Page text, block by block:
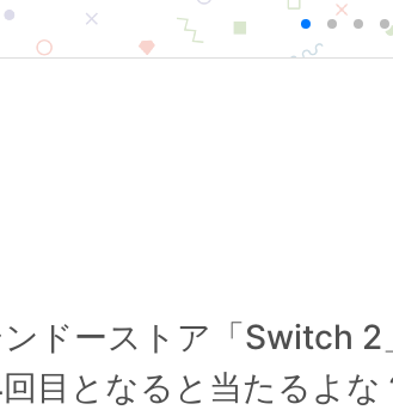
ドーストア「Switch 2
目となると当たるよな